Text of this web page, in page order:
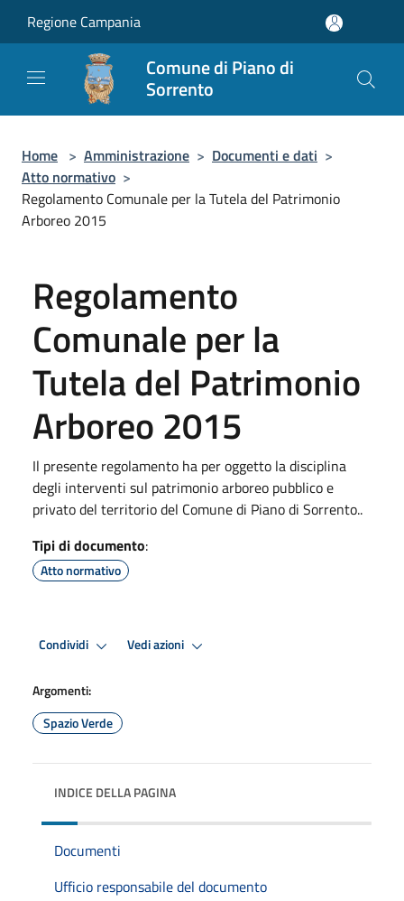
Regione Campania
Comune di Piano di
Sorrento
Home > Amministrazione > Documenti e dati >
Atto normativo >
Regolamento Comunale per la Tutela del Patrimonio
Arboreo 2015
Regolamento
Comunale per la
Tutela del Patrimonio
Arboreo 2015
Il presente regolamento ha per oggetto la disciplina
degli interventi sul patrimonio arboreo pubblico e
privato del territorio del Comune di Piano di Sorrento..
Tipi di documento:
Atto normativo
Condividi Vedi azioni
Argomenti:
Spazio Verde
INDICE DELLA PAGINA
Documenti
Ufficio responsabile del documento